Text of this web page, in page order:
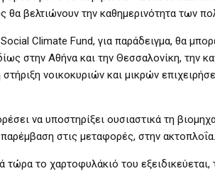
θα βελτιώνουν την καθημερινότητα των
Climate Fund, για παράδειγμα, θα
στην Αθήνα και την Θεσσαλονίκη, την
νοικοκυριών και μικρών
να υποστηρίξει ουσιαστικά τη
στις μεταφορές, στην ακτοπλοΐα.
τώρα το χαρτοφυλάκιό του εξειδικεύεται,